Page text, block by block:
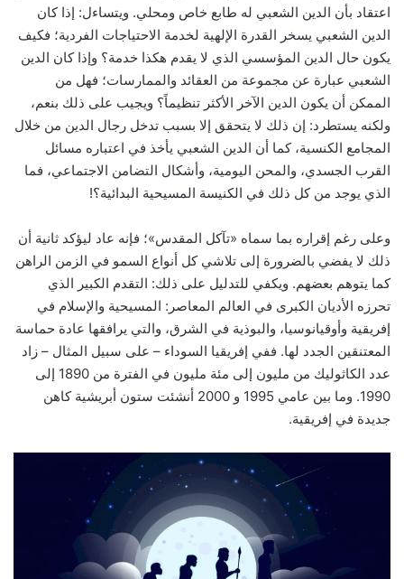
اعتقاد بأن الدين الشعبي له طابع خاص ومحلي. ويتساءل: إذا كان
الدين الشعبي يسخر القدرة الإلهية لخدمة الاحتياجات الفردية؛ فكيف
يكون حال الدين المؤسسي الذي لا يقدم هكذا خدمة؟ وإذا كان الدين
الشعبي عبارة عن مجموعة من العقائد والممارسات؛ فهل من
الممكن أن يكون الدين الآخر الأكثر تنظيماً؟ ويجيب على ذلك بنعم،
ولكنه يستطرد: إن ذلك لا يتحقق إلا بسبب تدخل رجال الدين من خلال
المجامع الكنسية، كما أن الدين الشعبي يأخذ في اعتباره مسائل
القرب الجسدي، والمحن اليومية، وأشكال التضامن الاجتماعي، فما
الذي يوجد من كل ذلك في الكنيسة المسيحية البدائية؟!
وعلى رغم إقراره بما سماه «تآكل المقدس»؛ فإنه عاد ليؤكد ثانية أن
ذلك لا يفضي بالضرورة إلى تلاشي كل أنواع السمو في الزمن الراهن
كما يتوهم بعضهم. ويكفي للتدليل على ذلك: التقدم الكبير الذي
تحرزه الأديان الكبرى في العالم المعاصر: المسيحية والإسلام في
إفريقية وأوقيانوسيا، والبوذية في الشرق، والتي يرافقها عادة حماسة
المعتنقين الجدد لها. ففي إفريقيا السوداء – على سبيل المثال – زاد
عدد الكاثوليك من مليون إلى مئة مليون في الفترة من 1890 إلى
1990. وما بين عامي 1995 و 2000 أنشئت ستون أبريشية كاهن
جديدة في إفريقية.